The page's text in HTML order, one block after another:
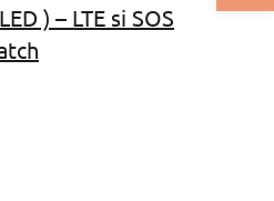
) – LTE si SOS